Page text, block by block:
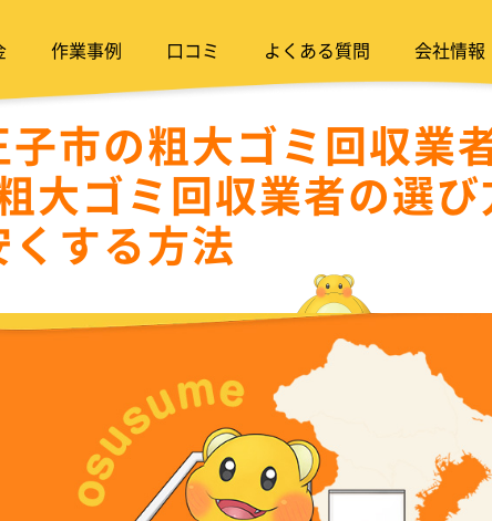
作業事例 口コミ よくある質問 会社情報
子市の粗大ゴミ回収業
大ゴミ回収業者の選び
くする方法